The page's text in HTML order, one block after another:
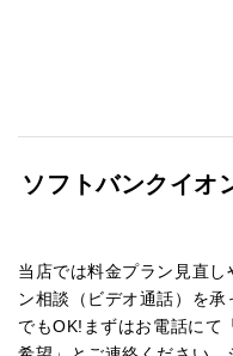
ソフトバンクイオ
当店では料金プラン見直
ン相談（ビデオ通話）を
でもOK!まずはお電話にて